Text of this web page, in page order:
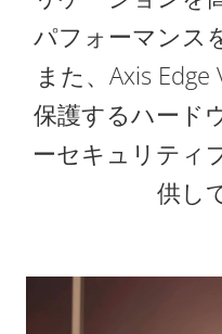
パフォーマンス
また、Axis
保護するハード
ーセキュリティ
供し